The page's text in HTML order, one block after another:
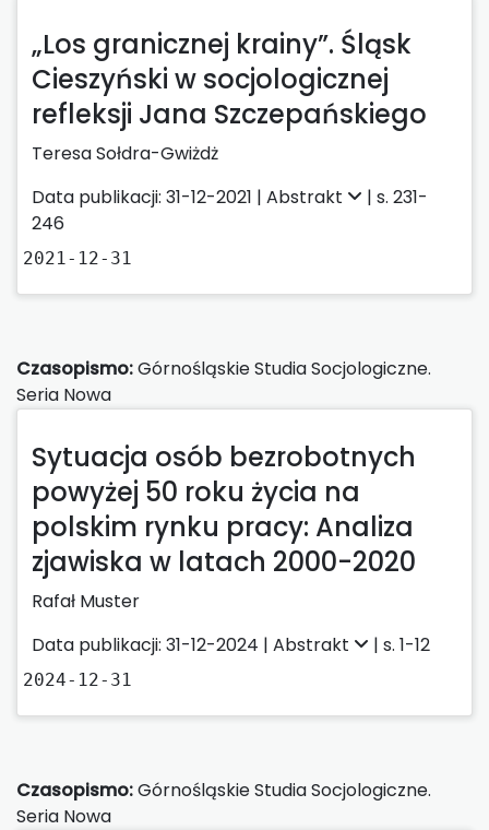
„Los granicznej krainy”. Śląsk
Cieszyński w socjologicznej
refleksji Jana Szczepańskiego
Teresa Sołdra-Gwiżdż
Data publikacji: 31-12-2021 | Abstrakt
| s. 231-
246
2021-12-31
Czasopismo:Górnośląskie Studia Socjologiczne.
Seria Nowa
Sytuacja osób bezrobotnych
powyżej 50 roku życia na
polskim rynku pracy: Analiza
zjawiska w latach 2000-2020
Rafał Muster
Data publikacji: 31-12-2024 | Abstrakt | s. 1-12
2024-12-31
Czasopismo:Górnośląskie Studia Socjologiczne.
Seria Nowa